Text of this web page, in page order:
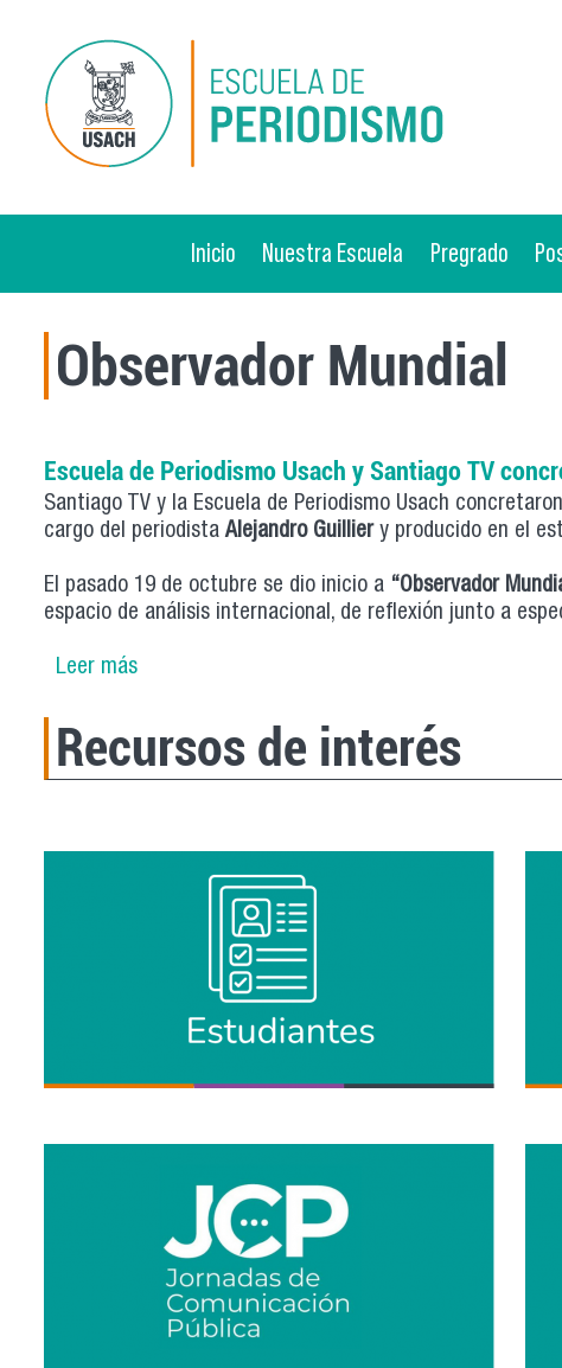
Inicio Nuestra Escuela Pregrado
Observador Mundial
Escuela de Periodismo Usach y Santiago TV
Santiago TV y la Escuela de Periodismo Usach
cargo del periodistaAlejandro Guilliery producido en el
El pasado 19 de octubre se dio inicio a “Observador
espacio de análisis internacional, de reflexión junto a
Leer mássobre Escuela de Periodismo Usach y Santiago
Recursos de interés